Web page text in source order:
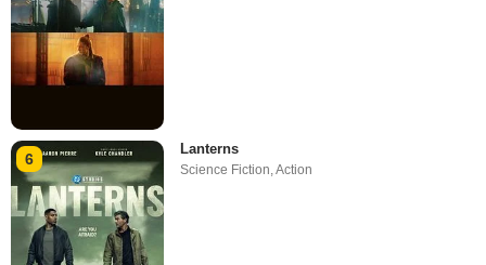
6
Lanterns
Science Fiction ,Action